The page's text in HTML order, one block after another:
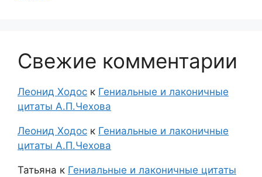
Свежие комментарии
Леонид Ходос к Гениальные и лаконичные
цитаты А.П.Чехова
Леонид Ходос к Гениальные и лаконичные
цитаты А.П.Чехова
Татьяна к Гениальные и лаконичные цитаты